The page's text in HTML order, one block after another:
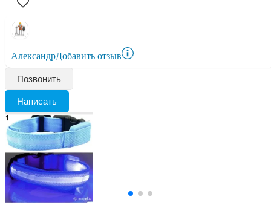
АлександрДобавить отзыв
Позвонить
Написать